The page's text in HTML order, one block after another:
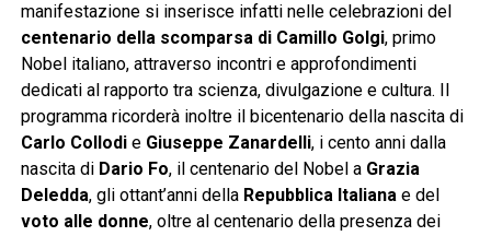
manifestazione si inserisce infatti nelle celebrazioni del
centenario della scomparsa di Camillo Golgi, primo
Nobel italiano, attraverso incontri e approfondimenti
dedicati al rapporto tra scienza, divulgazione e cultura. Il
programma ricorderà inoltre il bicentenario della nascita di
Carlo Collodie Giuseppe Zanardelli, i cento anni dalla
nascita di Dario Fo, il centenario del Nobel a Grazia
Deledda, gli ottant’anni della Repubblica Italianae del
voto alle donne, oltre al centenario della presenza dei